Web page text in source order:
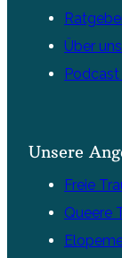
Über uns
Unsere
Freie
Queere